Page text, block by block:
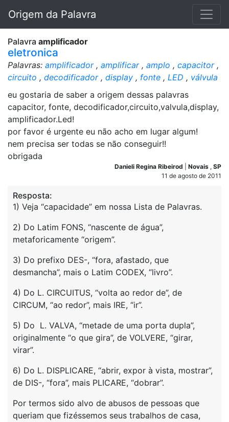
Origem da Palavra
Palavra amplificador
eletronica
Palavras: amplificador, amplificar, amplo , capacitor,
circuito , decodificador, display , fonte , LED , válvula
eu gostaria de saber a origem dessas palavras
capacitor, fonte, decodificador,circuito,valvula,display,
amplificador.Led!
por favor é urgente eu não acho em lugar algum!
nem precisa ser todas se não conseguir!!
obrigada
Danieli Regina Ribeirod Novais , SP
11 de agosto de 2011
Resposta:
1) Veja “capacidade” em nossa Lista de Palavras.
2) Do Latim FONS, “nascente de água”,
metaforicamente “origem”.
3) Do prefixo DES-, “fora, afastado, que
desmancha”, mais o Latim CODEX, “livro”.
4) Do L. CIRCUITUS, “volta ao redor de”, de
CIRCUM, “ao redor”, mais IRE, “ir”.
5) Do L. VALVA, “metade de uma porta dupla”,
originalmente “o que gira”, de VOLVERE, “girar,
virar”.
6) Do L. DISPLICARE, “abrir, expor à vista, mostrar”,
de DIS-, “fora”, mais PLICARE, “dobrar”.
Por termos sido alvo de abusos de pessoas que
queriam que fizéssemos seus trabalhos de casa,